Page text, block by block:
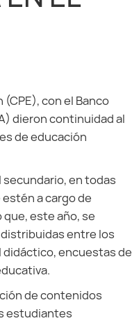
con el Banco
dieron continuidad al
de educación
secundario, en todas
a cargo de
este año, se
distribuidas entre los
didáctico, encuestas de
de contenidos
estudiantes